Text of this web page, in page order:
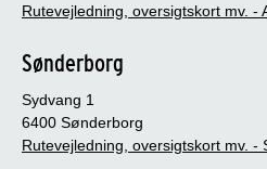
Rutevejledning, oversigtskort mv. -
Sønderborg
Sydvang 1
6400 Sønderborg
Rutevejledning, oversigtskort mv. -